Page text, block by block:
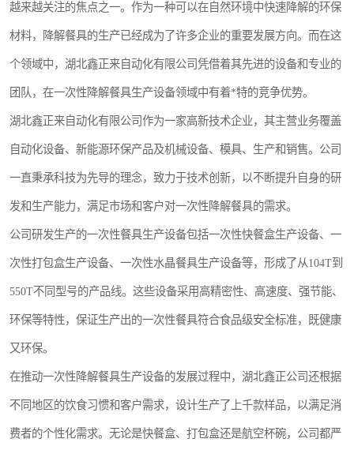
越来越关注的焦点之一。作为一种可以在自然环境中快速降解的环保
材料，降解餐具的生产已经成为了许多企业的重要发展方向。而在这
个领域中，湖北鑫正来自动化有限公司凭借着其先进的设备和专业的
团队，在一次性降解餐具生产设备领域中有着*特的竞争优势。
湖北鑫正来自动化有限公司作为一家高新技术企业，其主营业务覆盖
自动化设备、新能源环保产品及机械设备、模具、生产和销售。公司
一直秉承科技为先导的理念，致力于技术创新，以不断提升自身的研
发和生产能力，满足市场和客户对一次性降解餐具的需求。
公司研发生产的一次性餐具生产设备包括一次性快餐盒生产设备、一
次性打包盒生产设备、一次性水晶餐具生产设备等，形成了从104T到
550T不同型号的产品线。这些设备采用高精密性、高速度、强节能、
环保等特性，保证生产出的一次性餐具符合食品级安全标准，既健康
又环保。
在推动一次性降解餐具生产设备的发展过程中，湖北鑫正公司还根据
不同地区的饮食习惯和客户需求，设计生产了上千款样品，以满足消
费者的个性化需求。无论是快餐盒、打包盒还是航空杯碗，公司都严
奶茶杯
塑料打包盒
航空餐具
稻壳餐具
降解奶茶杯